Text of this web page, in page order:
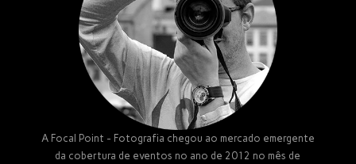
A Focal Point - Fotografia chegou ao mercado emergente
da cobertura de eventos no ano de 2012 no mês de